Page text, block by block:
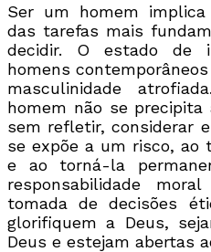
Ser um homem
das tarefas mais
decidir. O estado de
homens
masculinidade
homem não se
sem refletir, considerar
se expõe a um risco,
e ao torná-la
responsabilidade
tomada de decisões
glorifiquem a Deus,
Deus e estejam abertas